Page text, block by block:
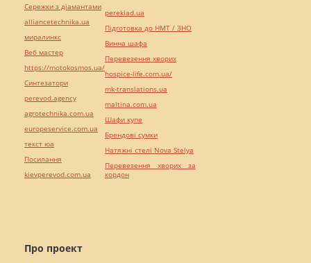
Про проект
Сережки з діамантами
alliancetechnika.ua
миралинкс
Веб мастер
https://motokosmos.ua/
Синтезатори
perevod.agency
agrotechnika.com.ua
europeservice.com.ua
текст юа
Посилання
kievperevod.com.ua
pereklad.ua
Підготовка до НМТ / ЗНО
Винна шафа
Перевезення хворих
hospice-life.com.ua/
mk-translations.ua
maltina.com.ua
Шафи купе
Брендові сумки
Натяжні стелі Nova Stelya
Перевезення хворих за
кордон